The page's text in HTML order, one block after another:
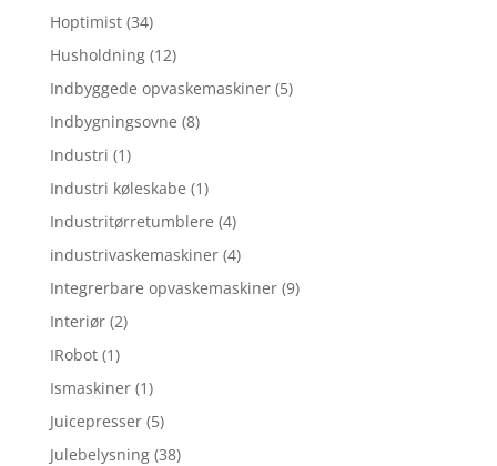
Hoptimist (34)
Husholdning (12)
Indbyggede opvaskemaskiner (5)
Indbygningsovne (8)
Industri (1)
Industri køleskabe (1)
Industritørretumblere (4)
industrivaskemaskiner (4)
Integrerbare opvaskemaskiner (9)
Interiør (2)
IRobot (1)
Ismaskiner (1)
Juicepresser (5)
Julebelysning (38)